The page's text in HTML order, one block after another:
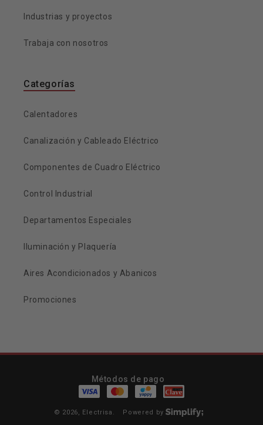
Industrias y proyectos
Trabaja con nosotros
Categorías
Calentadores
Canalización y Cableado Eléctrico
Componentes de Cuadro Eléctrico
Control Industrial
Departamentos Especiales
Iluminación y Plaquería
Aires Acondicionados y Abanicos
Promociones
© 2026, Electrisa . Powered by
Métodos de pago